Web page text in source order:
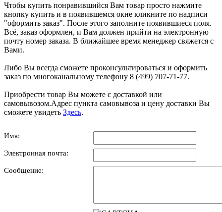
Чтобы купить понравившийся Вам товар просто нажмите
кнопку купить и в появившемся окне кликните по надписи
"оформить заказ". После этого заполните появившиеся поля.
Всё, заказ оформлен, и Вам должен прийти на электронную
почту номер заказа. В ближайшее время менеджер свяжется с
Вами.
Либо Вы всегда сможете проконсультироваться и оформить
заказ по многоканальному телефону 8 (499) 707-71-77.
Приобрести товар Вы можете с доставкой или
самовывозом.Адрес пункта самовывоза и цену доставки Вы
сможете увидеть Здесь.
Имя:
Электронная почта:
Сообщение: